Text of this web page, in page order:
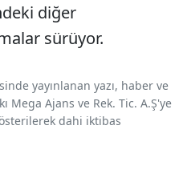
diğer
sürüyor.
yayınlanan yazı, haber ve
Ajans ve Rek. Tic. A.Ş'ye
dahi iktibas